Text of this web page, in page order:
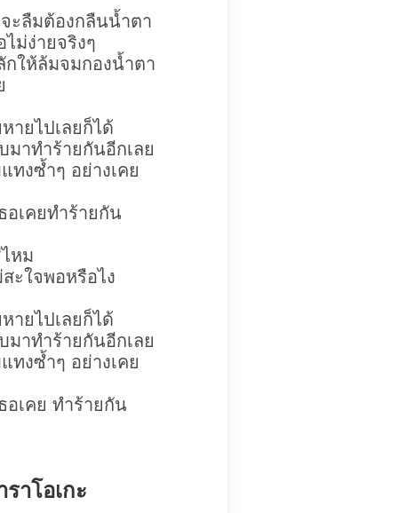
ะลืมต้องกลืนน้ำตา
ไม่ง่ายจริงๆ
กให้ล้มจมกองน้ำตา
ายไปเลยก็ได้
าทำร้ายกันอีกเลย
งซ้ำๆ อย่างเคย
อเคยทำร้ายกัน
หม
ะใจพอหรือไง
ายไปเลยก็ได้
าทำร้ายกันอีกเลย
งซ้ำๆ อย่างเคย
อเคย ทำร้ายกัน
าโอเกะ